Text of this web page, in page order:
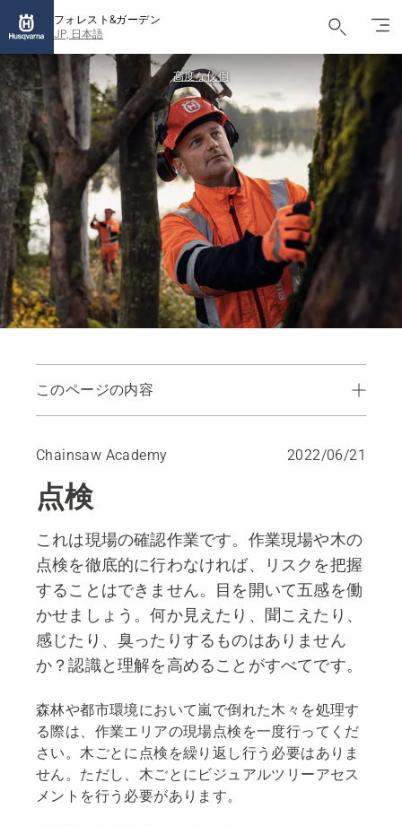
フォレスト&ガーデン
JP, 日本語
高度な伐倒
このページの内容
Chainsaw Academy 2022/06/21
点検
これは現場の確認作業です。作業現場や木の
点検を徹底的に行わなければ、リスクを把握
することはできません。目を開いて五感を働
かせましょう。何か見えたり、聞こえたり、
感じたり、臭ったりするものはありません
か？認識と理解を高めることがすべてです。
森林や都市環境において嵐で倒れた木々を処理す
る際は、作業エリアの現場点検を一度行ってくだ
さい。木ごとに点検を繰り返し行う必要はありま
せん。ただし、木ごとにビジュアルツリーアセス
メントを行う必要があります。